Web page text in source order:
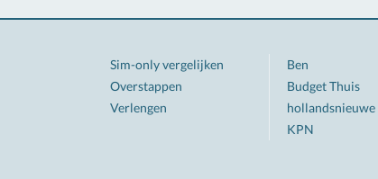
Sim-only vergelijken
Overstappen
Verlengen
Ben
Budget Thuis
hollandsnieuwe
KPN